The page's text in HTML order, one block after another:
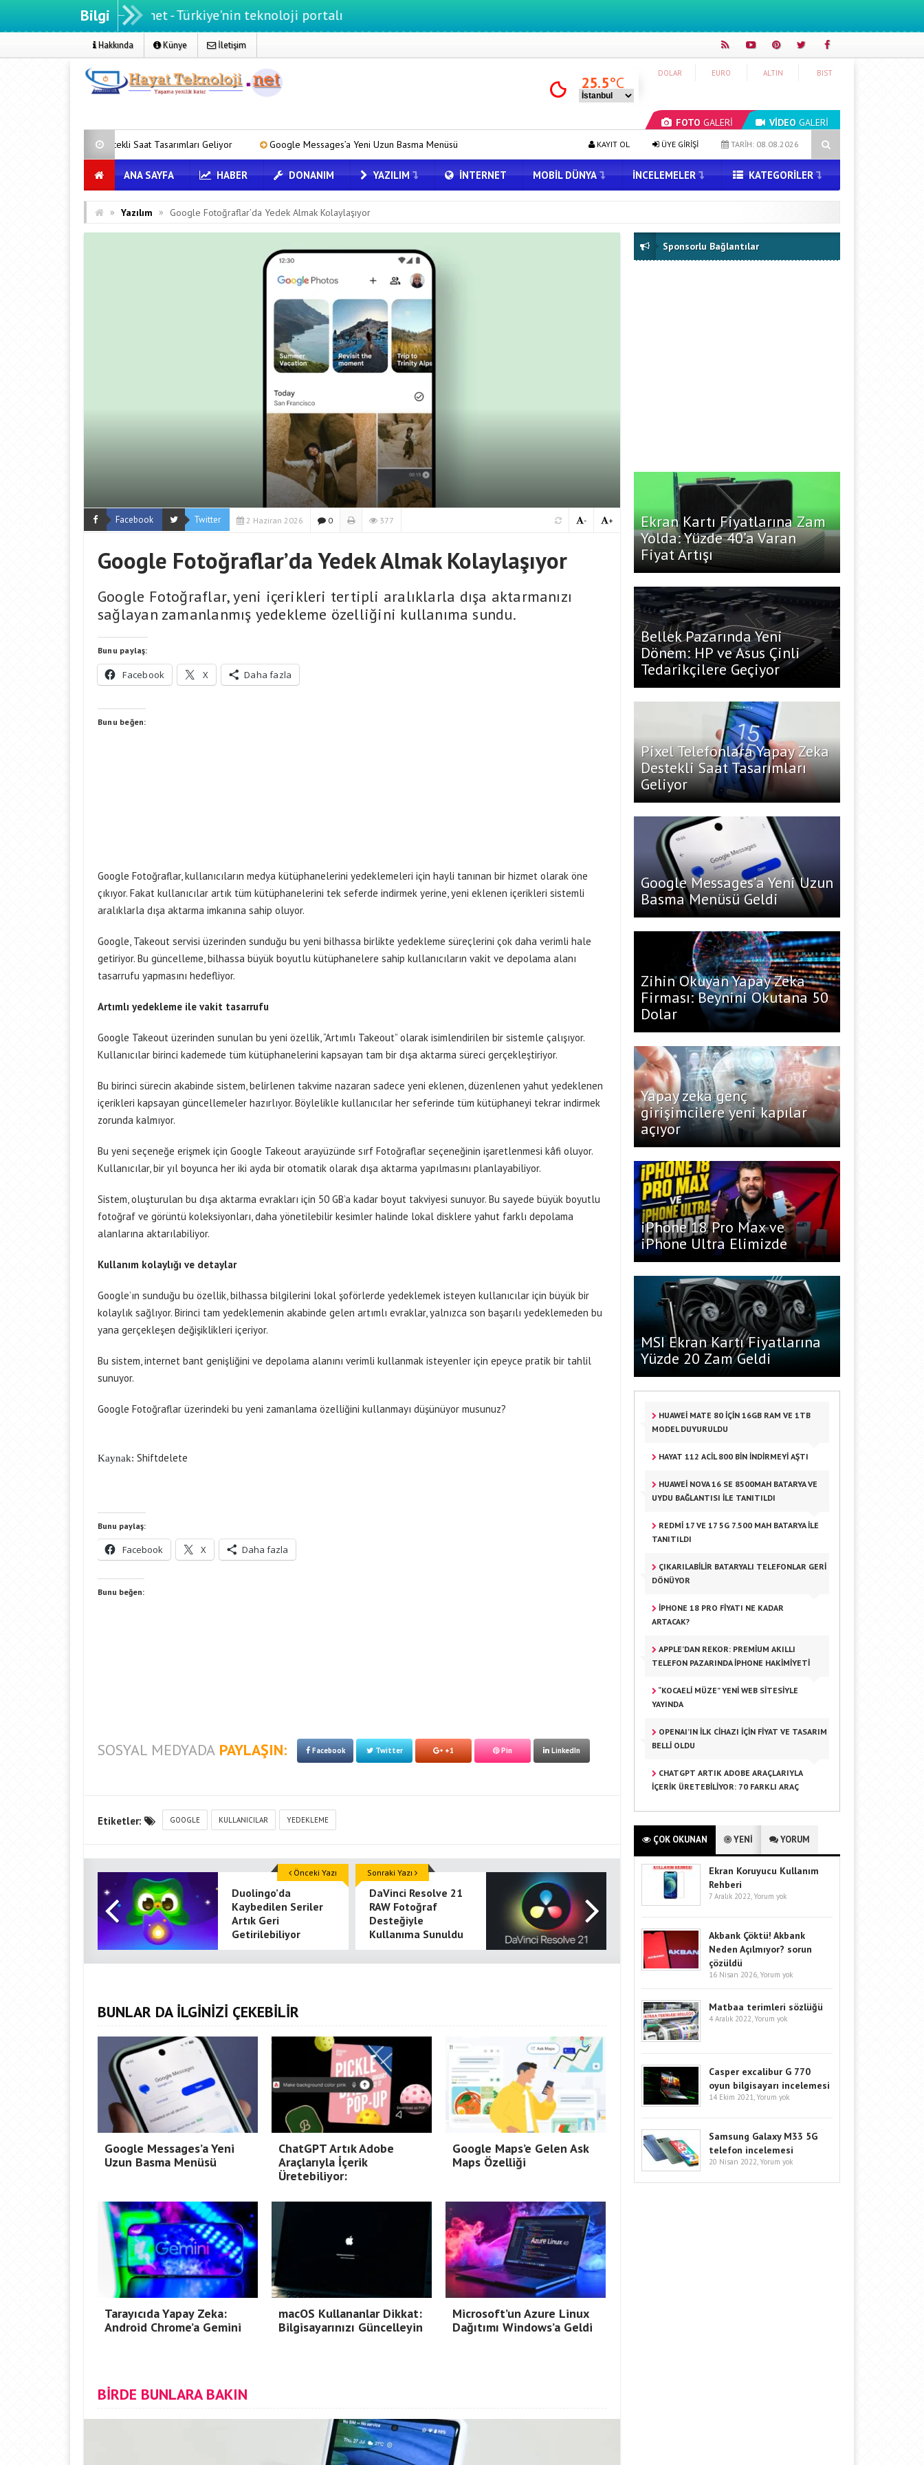
Bilgi- Türkiye'nin teknoloji portalı
Hakkında Künye İletişim
FOTO GALERİ VİDEO GALERİ
DOLAR EURO ALTIN BIST
25.5°C
Destekli Saat Tasarımları Geliyor Google Messages’a Yeni Uzun Basma Menüsü Geldi Zihin Okuyan Yapay Zeka Firması: Beynini Okutana 50 Dolar Yapay zeka genç girişimcilere yeni kapılar açıyor
TARİH: 08.08.2026
ÜYE GİRİŞİ
KAYIT OL
ANA SAYFA HABER DONANIM YAZILIM İNTERNET MOBIL DÜNYA İNCELEMELER KATEGORILER
» Yazılım » Google Fotoğraflar’da Yedek Almak Kolaylaşıyor
Facebook Twitter 2 Haziran 2026 0 377 +
-
Google Fotoğraflar’da Yedek Almak Kolaylaşıyor
Google Fotoğraflar, yeni içerikleri tertipli aralıklarla dışa aktarmanızı
sağlayan zamanlanmış yedekleme özelliğini kullanıma sundu.
Bunu paylaş:
Facebook X Daha fazla
Bunu beğen:
Google Fotoğraflar, kullanıcıların medya kütüphanelerini yedeklemeleri için hayli tanınan bir hizmet olarak öne
çıkıyor. Fakat kullanıcılar artık tüm kütüphanelerini tek seferde indirmek yerine, yeni eklenen içerikleri sistemli
aralıklarla dışa aktarma imkanına sahip oluyor.
Google, Takeout servisi üzerinden sunduğu bu yeni bilhassa birlikte yedekleme süreçlerini çok daha verimli hale
getiriyor. Bu güncelleme, bilhassa büyük boyutlu kütüphanelere sahip kullanıcıların vakit ve depolama alanı
tasarrufu yapmasını hedefliyor.
Artımlı yedekleme ile vakit tasarrufu
Google Takeout üzerinden sunulan bu yeni özellik, “Artımlı Takeout” olarak isimlendirilen bir sistemle çalışıyor.
Kullanıcılar birinci kademede tüm kütüphanelerini kapsayan tam bir dışa aktarma süreci gerçekleştiriyor.
Bu birinci sürecin akabinde sistem, belirlenen takvime nazaran sadece yeni eklenen, düzenlenen yahut yedeklenen
içerikleri kapsayan güncellemeler hazırlıyor. Böylelikle kullanıcılar her seferinde tüm kütüphaneyi tekrar indirmek
zorunda kalmıyor.
Bu yeni seçeneğe erişmek için Google Takeout arayüzünde sırf Fotoğraflar seçeneğinin işaretlenmesi kâfi oluyor.
Kullanıcılar, bir yıl boyunca her iki ayda bir otomatik olarak dışa aktarma yapılmasını planlayabiliyor.
Sistem, oluşturulan bu dışa aktarma evrakları için 50 GB’a kadar boyut takviyesi sunuyor. Bu sayede büyük boyutlu
fotoğraf ve görüntü koleksiyonları, daha yönetilebilir kesimler halinde lokal disklere yahut farklı depolama
alanlarına aktarılabiliyor.
Kullanım kolaylığı ve detaylar
Google’ın sunduğu bu özellik, bilhassa bilgilerini lokal şoförlerde yedeklemek isteyen kullanıcılar için büyük bir
kolaylık sağlıyor. Birinci tam yedeklemenin akabinde gelen artımlı evraklar, yalnızca son başarılı yedeklemeden bu
yana gerçekleşen değişiklikleri içeriyor.
Bu sistem, internet bant genişliğini ve depolama alanını verimli kullanmak isteyenler için epeyce pratik bir tahlil
sunuyor.
Google Fotoğraflar üzerindeki bu yeni zamanlama özelliğini kullanmayı düşünüyor musunuz?
Kaynak: Shiftdelete
Bunu paylaş:
Facebook X Daha fazla
Bunu beğen:
SOSYAL MEDYADA PAYLAŞIN: Facebook Twitter +1 Pin LinkedIn
Etiketler: GOOGLE KULLANICILAR YEDEKLEME
Duolingo’da
Kaybedilen Seriler
Artık Geri
Getirilebiliyor
Önceki Yazı
DaVinci Resolve 21
RAW Fotoğraf
Desteğiyle
Kullanıma Sunuldu
Sonraki Yazı
BUNLAR DA İLGİNİZİ ÇEKEBİLİR
Google Messages’a Yeni
Uzun Basma Menüsü
ChatGPT Artık Adobe
Araçlarıyla İçerik
Üretebiliyor:
Google Maps’e Gelen Ask
Maps Özelliği
Tarayıcıda Yapay Zeka:
Android Chrome’a Gemini
macOS Kullananlar Dikkat:
Bilgisayarınızı Güncelleyin
Microsoft’un Azure Linux
Dağıtımı Windows’a Geldi
BİRDE BUNLARA BAKIN
Sponsorlu Bağlantılar
Ekran Kartı Fiyatlarına Zam
Yolda: Yüzde 40’a Varan
Fiyat Artışı
Bellek Pazarında Yeni
Dönem: HP ve Asus Çinli
Tedarikçilere Geçiyor
Pixel Telefonlara Yapay Zeka
Destekli Saat Tasarımları
Geliyor
Google Messages’a Yeni Uzun
Basma Menüsü Geldi
Zihin Okuyan Yapay Zeka
Firması: Beynini Okutana 50
Dolar
Yapay zeka genç
girişimcilere yeni kapılar
açıyor
iPhone 18 Pro Max ve
iPhone Ultra Elimizde
MSI Ekran Kartı Fiyatlarına
Yüzde 20 Zam Geldi
HUAWEI MATE 80 IÇIN 16GB RAM VE 1TB
MODEL DUYURULDU
HAYAT 112 ACIL 800 BIN INDIRMEYI AŞTI
HUAWEI NOVA 16 SE 8500MAH BATARYA VE
UYDU BAĞLANTISI ILE TANITILDI
REDMI 17 VE 17 5G 7.500 MAH BATARYA ILE
TANITILDI
ÇIKARILABILIR BATARYALI TELEFONLAR GERI
DÖNÜYOR
IPHONE 18 PRO FIYATI NE KADAR
ARTACAK?
APPLE’DAN REKOR: PREMIUM AKILLI
TELEFON PAZARINDA IPHONE HAKIMIYETI
“KOCAELI MÜZE” YENI WEB SITESIYLE
YAYINDA
OPENAI’IN İLK CIHAZI IÇIN FIYAT VE TASARIM
BELLI OLDU
CHATGPT ARTIK ADOBE ARAÇLARIYLA
İÇERIK ÜRETEBILIYOR: 70 FARKLI ARAÇ
ÇOK OKUNAN YENİ YORUM
Ekran Koruyucu Kullanım
Rehberi
7 Aralık 2022, Yorum yok
Akbank Çöktü! Akbank
Neden Açılmıyor? sorun
çözüldü
16 Nisan 2026, Yorum yok
Matbaa terimleri sözlüğü
4 Aralık 2022, Yorum yok
Casper excalibur G 770
oyun bilgisayarı incelemesi
14 Ekim 2021, Yorum yok
Samsung Galaxy M33 5G
telefon incelemesi
20 Nisan 2022, Yorum yok